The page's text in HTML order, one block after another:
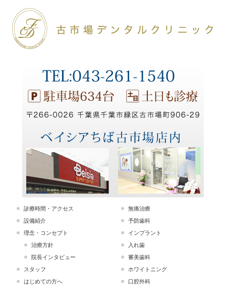
診療時間・アクセス
設備紹介
理念・コンセプト
治療方針
院長インタビュー
スタッフ
はじめての方へ
無痛治療
予防歯科
インプラント
入れ歯
審美歯科
ホワイトニング
口腔外科